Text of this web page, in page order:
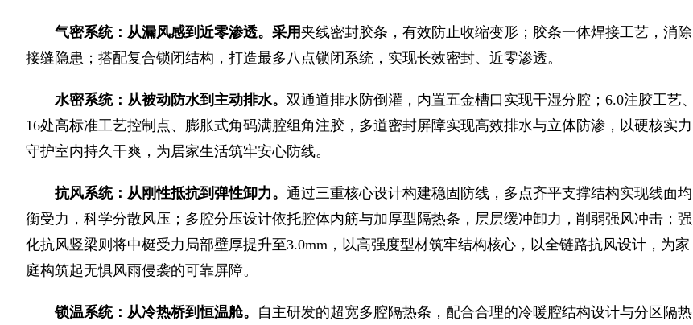
气密系统：从漏风感到近零渗透。 采用夹线密封胶条，有效防止收缩变形；胶条一体焊接工艺，消除
接缝隐患；搭配复合锁闭结构，打造最多八点锁闭系统，实现长效密封、近零渗透。
水密系统：从被动防水到主动排水。 双通道排水防倒灌，内置五金槽口实现干湿分腔；6.0注胶工艺、
16处高标准工艺控制点、膨胀式角码满腔组角注胶，多道密封屏障实现高效排水与立体防渗，以硬核实力
守护室内持久干爽，为居家生活筑牢安心防线。
抗风系统：从刚性抵抗到弹性卸力。 通过三重核心设计构建稳固防线，多点齐平支撑结构实现线面均
衡受力，科学分散风压；多腔分压设计依托腔体内筋与加厚型隔热条，层层缓冲卸力，削弱强风冲击；强
化抗风竖梁则将中梃受力局部壁厚提升至3.0mm，以高强度型材筑牢结构核心，以全链路抗风设计，为家
庭构筑起无惧风雨侵袭的可靠屏障。
锁温系统：从冷热桥到恒温舱。 自主研发的超宽多腔隔热条，配合合理的冷暖腔结构设计与分区隔热